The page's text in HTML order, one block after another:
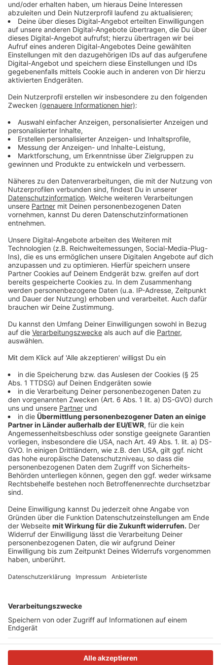
dann gibt´s an diesem Wochenende auch noch das
Sommerfest am Panorama-Radweg Niederbergbahn.
Es gibt Aktionen entlang des 40 Kilometer langen
Radwegs in Heiligenhaus, Velbert, Wülfrath und Haan.
Eine Übersicht aller Veranstaltungen findet ihrhier.
Kreis Mettmann bleibt laut IHK interessant für
Unternehmen aus dem Ausland
Düsseldorf und der Kreis Mettmann bleiben für
Unternehmen aus dem Ausland interessant. Trotz
Corona habe es ein starkes Wachstum gegeben, sagt
die IHK. Die hohe Internationalität der Wirtschaft sei
Mettmann. Eine aktuelle Studie der Industrie- und
Handelskammer zeigt, dass mehr als jedes sechste
Unternehmen im IHK-Bezirk Düsseldorf und Kreis
Mettmann nicht deutsch ist. Britische Unternehmen
ausländischen Unternehmen; gefolgt von China, den
Niederlanden und dann den USA. Im Kreis Mettmann
ist laut IHK vor allem Ratingen beliebt; aber auch
Langenfeld und Monheim seien bei ausländischen
Unternehmen gefragt.
Sperrung der A59 am Wochenende
die A59 nach Leverkusen wollen - die wird nämlich
vollgesperrt. Zwischen dem Kreuz Leverkusen-West
und der Rheinallee. Darauf weist die Autobahn GmbH
hin. Es ist der erste Abschnitt des Projekts
"Autobahnausbau bei Leverkusen". Die Sperrung
beginnt um 22 Uhr und geht bis Sonntagabend 22 Uhr
und eine Umleitung führt über die A3-Anschlussstelle
Leverkusen-Zentrum.
Anzeige
Anzeige
Anzeige
Anzeige